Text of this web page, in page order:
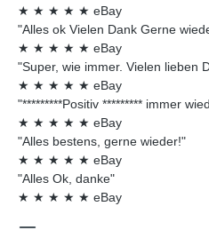
★ ★ ★ ★ ★ eBay
"Alles ok Vielen Dank Gerne
★ ★ ★ ★ ★ eBay
"Super, wie immer. Vielen lieben
★ ★ ★ ★ ★ eBay
"*********Positiv ********* immer
★ ★ ★ ★ ★ eBay
"Alles bestens, gerne wieder!"
★ ★ ★ ★ ★ eBay
"Alles Ok, danke"
★ ★ ★ ★ ★ eBay